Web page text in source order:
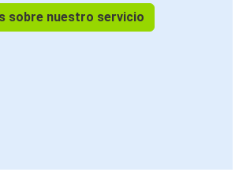
sobre nuestro servicio